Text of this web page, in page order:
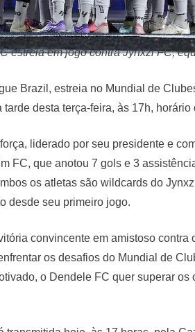
estreia em jogo contra Jynxzi FC,
Brazil, estreia no Mundial de
desta terça-feira, às 17h, horário
liderado por seu presidente e
FC, que anotou 7 gols e 3
os atletas são wildcards do
desde seu primeiro jogo.
convincente em amistoso
os desafios do Mundial de
o Dendele FC quer superar